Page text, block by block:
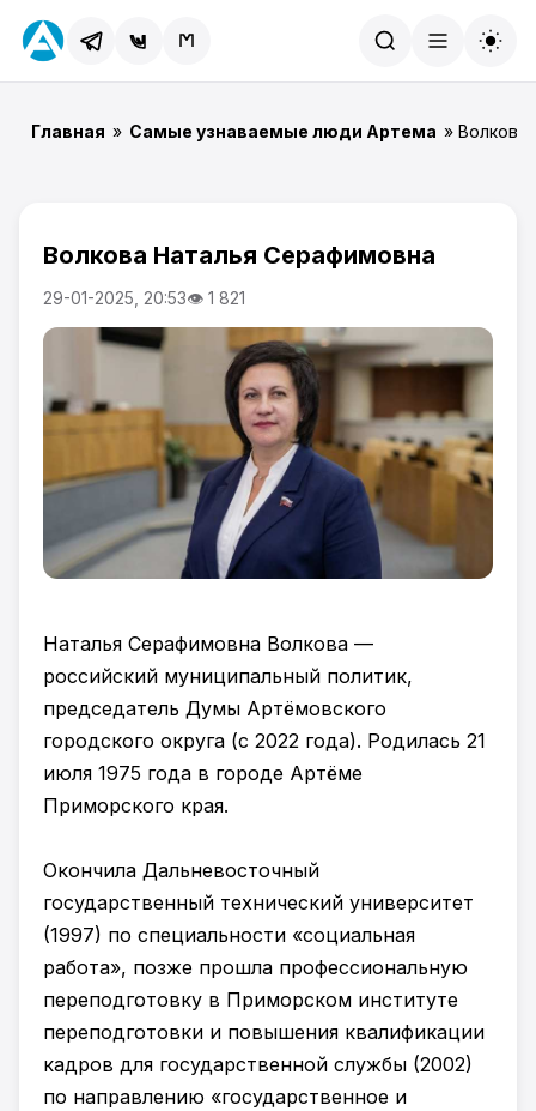
Главная » Самые узнаваемые люди Артема » Волкова
Волкова Наталья Серафимовна
29-01-2025, 20:53👁 1 821
Наталья Серафимовна Волкова —
российский муниципальный политик,
председатель Думы Артёмовского
городского округа (с 2022 года). Родилась 21
июля 1975 года в городе Артёме
Приморского края.
Окончила Дальневосточный
государственный технический университет
(1997) по специальности «социальная
работа», позже прошла профессиональную
переподготовку в Приморском институте
переподготовки и повышения квалификации
кадров для государственной службы (2002)
по направлению «государственное и